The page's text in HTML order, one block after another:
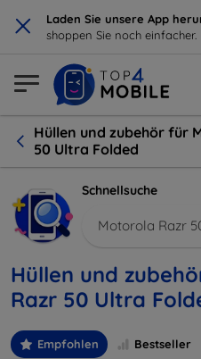
× Laden Sie unsere App
shoppen Sie noch einfacher.
Hüllen und zubehör für
50 Ultra Folded
Schnellsuche
Motorola Razr
Hüllen und
Razr 50 Ultra
Empfohlen Bestseller